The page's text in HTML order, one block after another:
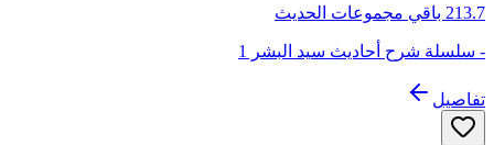
213.7 باقي مجموعات الحديث
- سلسلة شرح أحاديث سيد البشر 1
تفاصيل